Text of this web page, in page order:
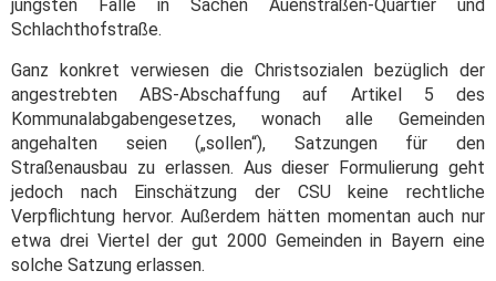
jüngsten Fälle in Sachen Auenstraßen-Quartier und
Schlachthofstraße.
Ganz konkret verwiesen die Christsozialen bezüglich der
angestrebten ABS-Abschaffung auf Artikel 5 des
Kommunalabgabengesetzes, wonach alle Gemeinden
angehalten seien („sollen“), Satzungen für den
Straßenausbau zu erlassen. Aus dieser Formulierung geht
jedoch nach Einschätzung der CSU keine rechtliche
Verpflichtung hervor. Außerdem hätten momentan auch nur
etwa drei Viertel der gut 2000 Gemeinden in Bayern eine
solche Satzung erlassen.